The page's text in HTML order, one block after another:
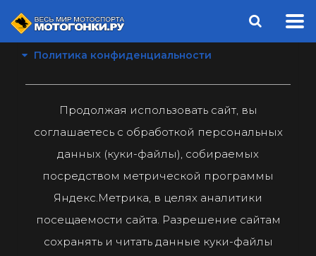
Политика конфиденциальности
Продолжая использовать сайт, вы
соглашаетесь с обработкой персональных
данных (куки-файлы), собираемых
посредством метрической программы
Яндекс.Метрика, в целях аналитики
посещаемости сайта. Разрешение сайтам
сохранять и читать данные куки-файлы